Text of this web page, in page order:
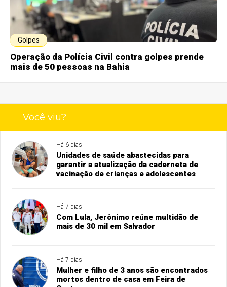
Golpes
Operação da Polícia Civil contra golpes prende
mais de 50 pessoas na Bahia
Você viu?
Há 6 dias
Unidades de saúde abastecidas para
garantir a atualização da caderneta de
vacinação de crianças e adolescentes
Há 7 dias
Com Lula, Jerônimo reúne multidão de
mais de 30 mil em Salvador
Há 7 dias
Mulher e filho de 3 anos são encontrados
mortos dentro de casa em Feira de